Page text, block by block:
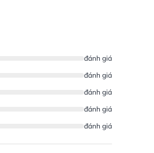
đánh giá
đánh giá
đánh giá
đánh giá
đánh giá